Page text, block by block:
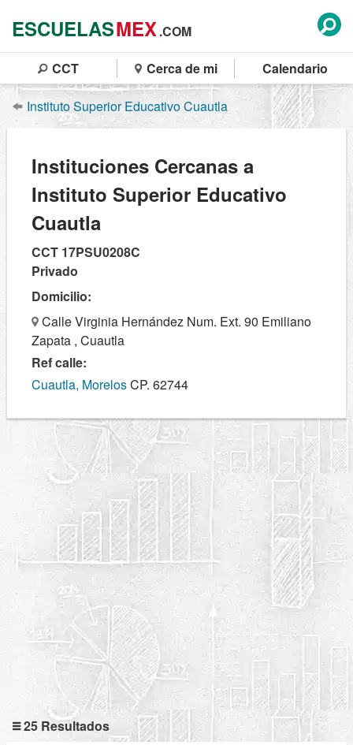
ESCUELASMEX.COM
CCT Cerca de mi Calendario
Instituto Superior Educativo Cuautla
Instituciones Cercanas a
Instituto Superior Educativo
Cuautla
CCT 17PSU0208C
Privado
Domicilio:
Calle Virginia Hernández Num. Ext. 90 Emiliano
Zapata , Cuautla
Ref calle:
Cuautla, MorelosCP. 62744
25 Resultados